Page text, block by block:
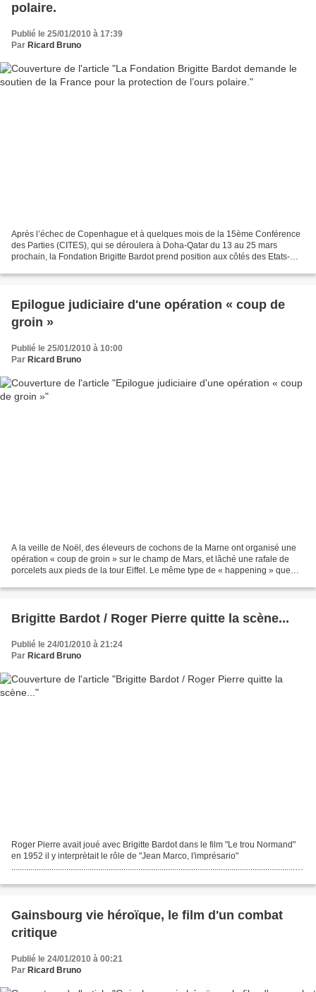
polaire.
Publié le 25/01/2010 à 17:39
Par Ricard Bruno
Après l’échec de Copenhague et à quelques mois de la 15ème Conférence
des Parties (CITES), qui se déroulera à Doha-Qatar du 13 au 25 mars
prochain, la Fondation Brigitte Bardot prend position aux côtés des Etats-
Epilogue judiciaire d'une opération « coup de
groin »
Publié le 25/01/2010 à 10:00
Par Ricard Bruno
A la veille de Noël, des éleveurs de cochons de la Marne ont organisé une
opération « coup de groin » sur le champ de Mars, et lâché une rafale de
porcelets aux pieds de la tour Eiffel. Le même type de « happening » que
Brigitte Bardot / Roger Pierre quitte la scène...
Publié le 24/01/2010 à 21:24
Par Ricard Bruno
Roger Pierre avait joué avec Brigitte Bardot dans le film "Le trou Normand"
en 1952 il y interprètait le rôle de "Jean Marco, l'imprésario"
Gainsbourg vie héroïque, le film d'un combat
critique
Publié le 24/01/2010 à 00:21
Par Ricard Bruno